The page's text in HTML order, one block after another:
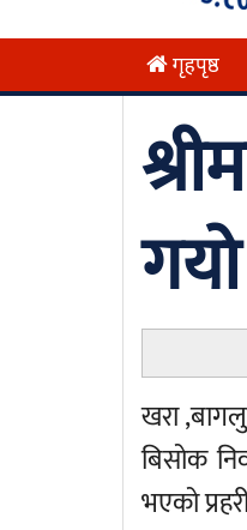
गृहपृष्ठ
गयो
खरा
बिसोक
भएको